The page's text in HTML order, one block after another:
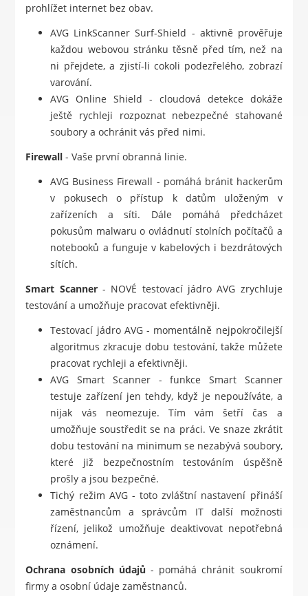
prohlížet internet bez obav.
AVG LinkScanner Surf-Shield - aktivně prověřuje
každou webovou stránku těsně před tím, než na
ni přejdete, a zjistí-li cokoli podezřelého, zobrazí
varování.
AVG Online Shield - cloudová detekce dokáže
ještě rychleji rozpoznat nebezpečné stahované
soubory a ochránit vás před nimi.
Firewall - Vaše první obranná linie.
AVG Business Firewall - pomáhá bránit hackerům
v pokusech o přístup k datům uloženým v
zařízeních a síti. Dále pomáhá předcházet
pokusům malwaru o ovládnutí stolních počítačů a
notebooků a funguje v kabelových i bezdrátových
sítích.
Smart Scanner- NOVÉ testovací jádro AVG zrychluje
testování a umožňuje pracovat efektivněji.
Testovací jádro AVG - momentálně nejpokročilejší
algoritmus zkracuje dobu testování, takže můžete
pracovat rychleji a efektivněji.
AVG Smart Scanner - funkce Smart Scanner
testuje zařízení jen tehdy, když je nepoužíváte, a
nijak vás neomezuje. Tím vám šetří čas a
umožňuje soustředit se na práci. Ve snaze zkrátit
dobu testování na minimum se nezabývá soubory,
které již bezpečnostním testováním úspěšně
prošly a jsou bezpečné.
Tichý režim AVG - toto zvláštní nastavení přináší
zaměstnancům a správcům IT další možnosti
řízení, jelikož umožňuje deaktivovat nepotřebná
oznámení.
Ochrana osobních údajů - pomáhá chránit soukromí
firmy a osobní údaje zaměstnanců.